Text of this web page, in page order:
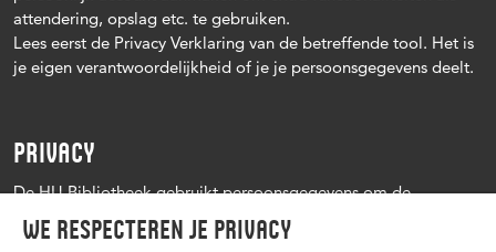
We respecteren je privacy
attendering, opslag etc. te gebruiken.
Lees eerst de Privacy Verklaring van de betreffende tool. Het is
je eigen verantwoordelijkheid of je je persoonsgegevens deelt.
PRIVACY
De HU Bibliotheek gebruikt persoonsgegevens om de
leenprocedure te kunnen uitvoeren, onder andere voor het
versturen van herinneringen en informatie over reserveringen.